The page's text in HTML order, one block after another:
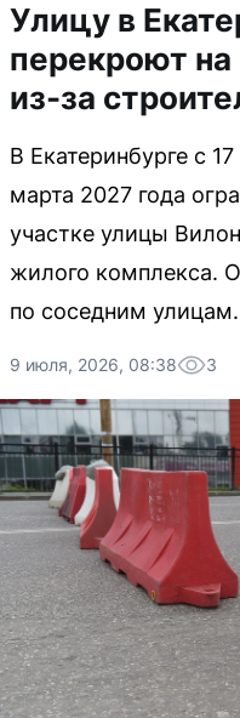
Улицу в
перекроют
из-за
В Екатеринбурге с
марта 2027 года
участке улицы
жилого комплекса.
по соседним улицам.
9 июля, 2026, 08:38 3